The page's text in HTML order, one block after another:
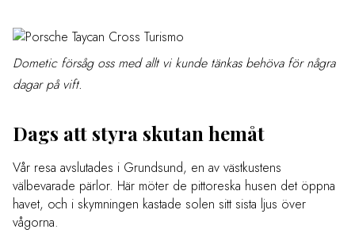
Dometic försåg oss med allt vi kunde tänkas behöva för några
dagar på vift.
Dags att styra skutan hemåt
Vår resa avslutades i Grundsund, en av västkustens
välbevarade pärlor. Här möter de pittoreska husen det öppna
havet, och i skymningen kastade solen sitt sista ljus över
vågorna.